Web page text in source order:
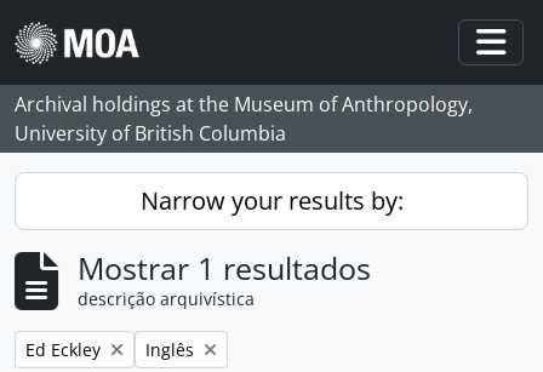
Skip to main content
Archival holdings at the Museum of Anthropology,
University of British Columbia
Narrow your results by:
Mostrar 1 resultados
descrição arquivística
Remove filter:
Ed Eckley Remove filter:
Inglês